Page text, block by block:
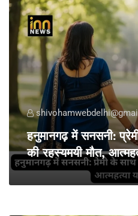
हनुमानगढ़ में सनसनी:
की रहस्यमयी मौत,